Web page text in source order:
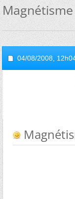
Magnétisme
04/08/2008,